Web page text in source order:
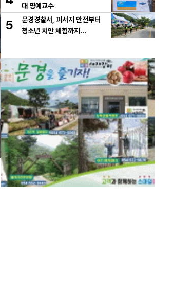
대 명예교수
5
문경경찰서, 피서지 안전부터
청소년 치안 체험까지…